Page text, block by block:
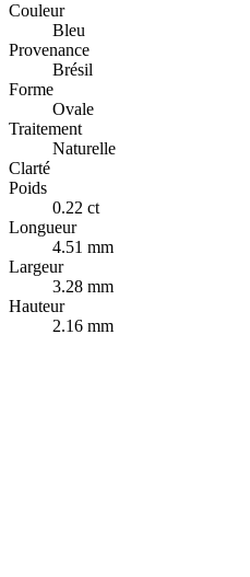
Couleur
Bleu
Provenance
Brésil
Forme
Ovale
Traitement
Naturelle
Clarté
Poids
0.22 ct
Longueur
4.51 mm
Largeur
3.28 mm
Hauteur
2.16 mm